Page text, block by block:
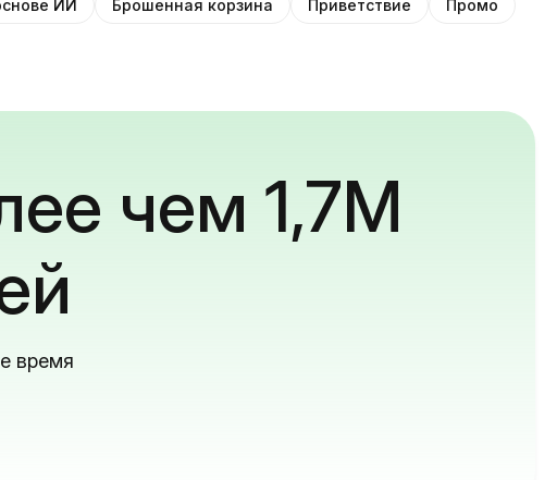
ИИ Брошенная корзина Приветствие Промо
чем 1,7M
время